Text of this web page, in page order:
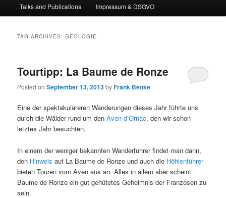
Talks and Publications Impressum & DSGVO
TAG ARCHIVES:GEOLOGIE
Tourtipp: La Baume de Ronze
Posted onSeptember 13, 2013byFrank Benke
Eine der spektakuläreren Wanderungen dieses Jahr führte uns
durch die Wälder rund um denAven d’Ornac, den wir schon
letztes Jahr besuchten.
In einem der weniger bekannten Wanderführer findet man dann,
den Hinweis auf La Baume de Ronze und auch die Höhlenführer
bieten Touren vom Aven aus an. Alles in allem aber scheint
Baume de Ronze ein gut gehütetes Geheimnis der Franzosen zu
sein.